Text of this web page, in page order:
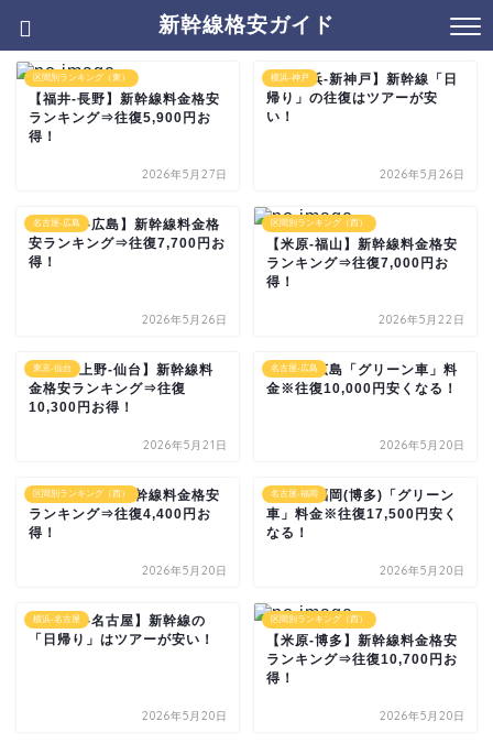
新幹線格安ガイド
区間別ランキング（東）
【福井-長野】新幹線料金格安
ランキング⇒往復5,900円お
得！
2026年5月27日
横浜-神戸
【新横浜-新神戸】新幹線「日
帰り」の往復はツアーが安
い！
2026年5月26日
名古屋-広島
【名古屋-広島】新幹線料金格
安ランキング⇒往復7,700円お
得！
2026年5月26日
区間別ランキング（西）
【米原-福山】新幹線料金格安
ランキング⇒往復7,000円お
得！
2026年5月22日
東京-仙台
【東京･上野-仙台】新幹線料
金格安ランキング⇒往復
10,300円お得！
2026年5月21日
名古屋-広島
名古屋-広島「グリーン車」料
金※往復10,000円安くなる！
2026年5月20日
区間別ランキング（西）
【三島-京都】新幹線料金格安
ランキング⇒往復4,400円お
得！
2026年5月20日
名古屋-福岡
名古屋-福岡(博多)「グリーン
車」料金※往復17,500円安く
なる！
2026年5月20日
横浜-名古屋
【新横浜-名古屋】新幹線の
「日帰り」はツアーが安い！
2026年5月20日
区間別ランキング（西）
【米原-博多】新幹線料金格安
ランキング⇒往復10,700円お
得！
2026年5月20日